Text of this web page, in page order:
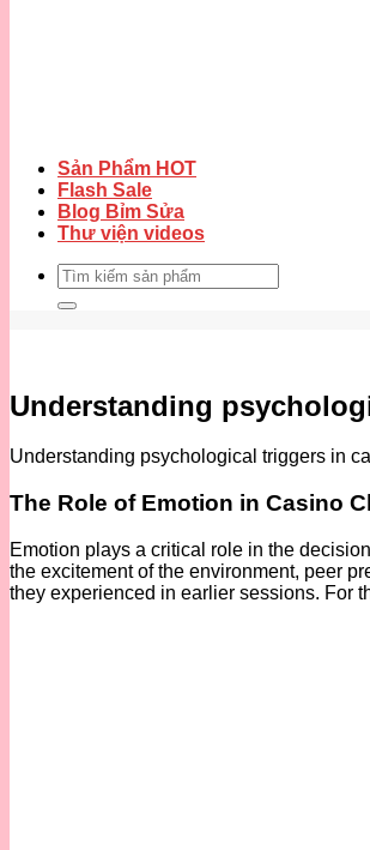
Sản Phẩm HOT
Flash Sale
Blog Bỉm Sửa
Thư viện videos
Tìm
kiếm:
Understanding
Understanding psychological triggers in
The Role of Emotion in Casino
Emotion plays a critical role in the
the excitement of the environment, peer
they experienced in earlier sessions. For